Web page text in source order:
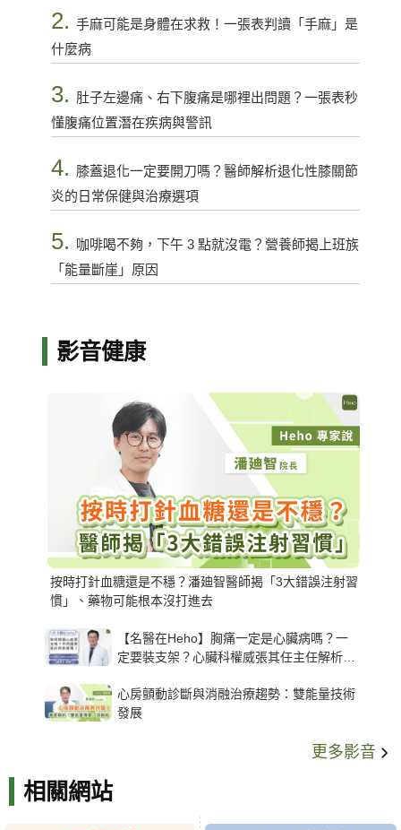
2. 手麻可能是身體在求救！一張表判讀「手麻」是
什麼病
3. 肚子左邊痛、右下腹痛是哪裡出問題？一張表秒
懂腹痛位置潛在疾病與警訊
4. 膝蓋退化一定要開刀嗎？醫師解析退化性膝關節
炎的日常保健與治療選項
5.
咖啡喝不夠，下午 3 點就沒電？營養師揭上班族
「能量斷崖」原因
影音健康
按時打針血糖還是不穩？潘廸智醫師揭「3大錯誤注射習
慣」、藥物可能根本沒打進去
【名醫在Heho】胸痛一定是心臟病嗎？一
定要裝支架？心臟科權威張其任主任解析支
心房顫動診斷與消融治療趨勢：雙能量技術
發展
更多影音
相關網站